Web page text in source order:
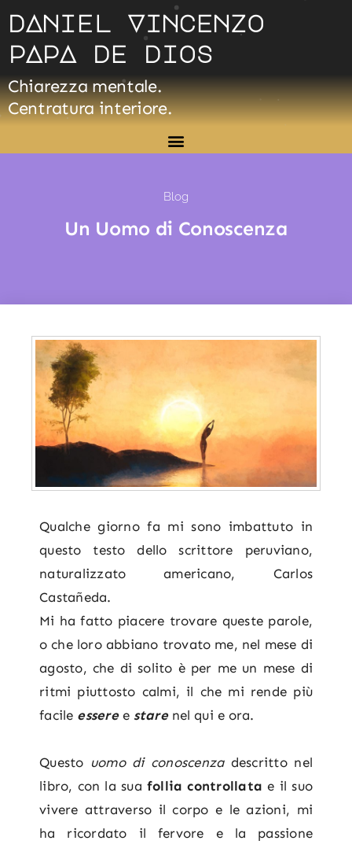
Vai
contenuto
dAniel Vincenzo
pApA de dios
Chiarezza mentale.
Centratura interiore.
Blog
Un Uomo di Conoscenza
Qualche giorno fa mi sono imbattuto in
questo testo dello scrittore peruviano,
naturalizzato americano, Carlos
Castañeda.
Mi ha fatto piacere trovare queste parole,
o che loro abbiano trovato me, nel mese di
agosto, che di solito è per me un mese di
ritmi piuttosto calmi, il che mi rende più
facile esseree starenel qui e ora.
Questo uomo di conoscenzadescritto nel
libro, con la sua follia controllata e il suo
vivere attraverso il corpo e le azioni, mi
ha ricordato il fervore e la passione